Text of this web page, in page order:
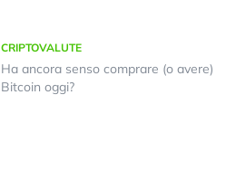
CRIPTOVALUTE
Ha ancora senso comprare (o avere)
Bitcoin oggi?